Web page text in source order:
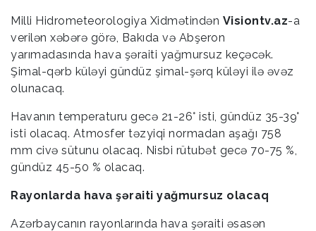
Milli Hidrometeorologiya Xidmətindən Visiontv.az-a
verilən xəbərə görə, Bakıda və Abşeron
yarımadasında hava şəraiti yağmursuz keçəcək.
Şimal-qərb küləyi gündüz şimal-şərq küləyi ilə əvəz
olunacaq.
Havanın temperaturu gecə 21-26° isti, gündüz 35-39°
isti olacaq. Atmosfer təzyiqi normadan aşağı 758
mm civə sütunu olacaq. Nisbi rütubət gecə 70-75 %,
gündüz 45-50 % olacaq.
Rayonlarda hava şəraiti yağmursuz olacaq
Azərbaycanın rayonlarında hava şəraiti əsasən